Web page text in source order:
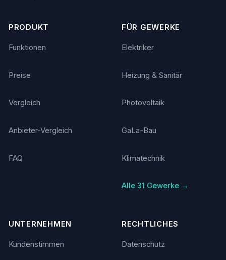
PRODUKT
Funktionen
Preise
Vergleich
Anbieter-Vergleich
FAQ
FÜR GEWERKE
Elektriker
Heizung & Sanitär
Photovoltaik
GaLa-Bau
Klimatechnik
Alle 31 Gewerke →
UNTERNEHMEN
Kundenstimmen
RECHTLICHES
Datenschutz